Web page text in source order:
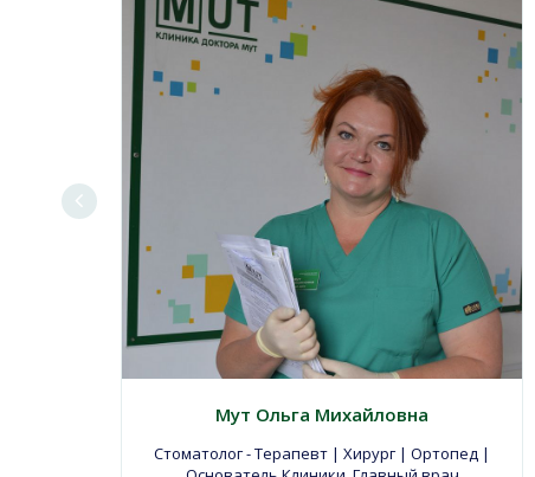
Мут Ольга Михайловна
Стоматолог - Терапевт | Хирург | Ортопед |